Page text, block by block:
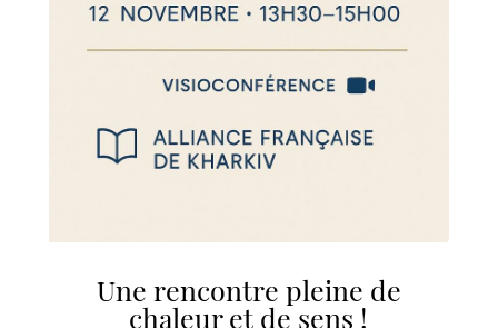
Une rencontre pleine de
chaleur et de sens !